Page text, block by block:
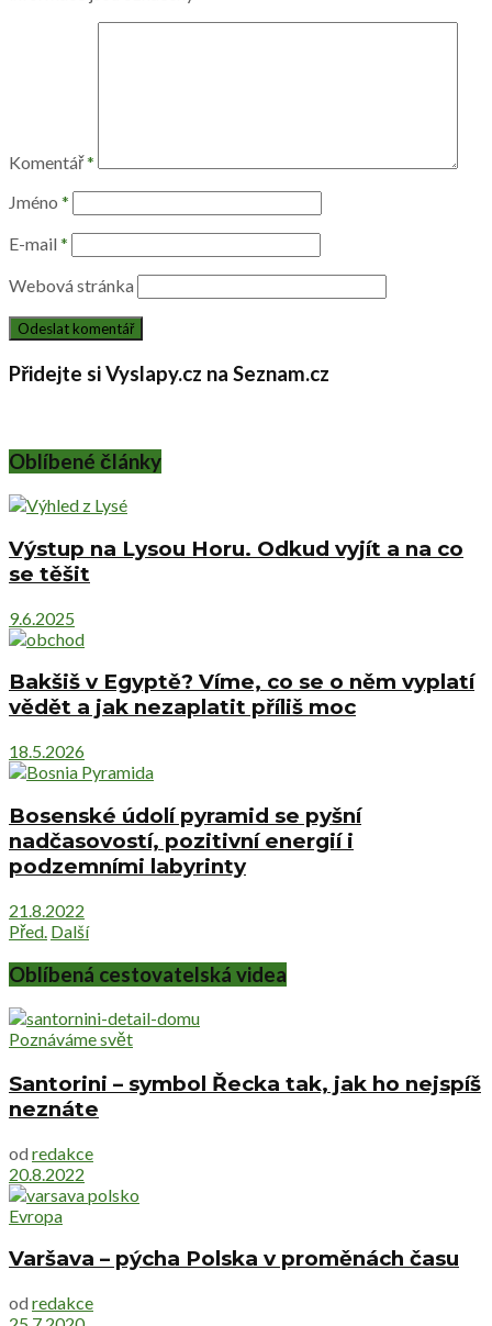
Komentář*
Jméno *
E-mail *
Webová stránka
Přidejte si Vyslapy.cz na Seznam.cz
Oblíbené články
Výstup na Lysou Horu. Odkud vyjít a na co
se těšit
9.6.2025
Bakšiš v Egyptě? Víme, co se o něm vyplatí
vědět a jak nezaplatit příliš moc
18.5.2026
Bosenské údolí pyramid se pyšní
nadčasovostí, pozitivní energií i
podzemními labyrinty
21.8.2022
Před. Další
Oblíbená cestovatelská videa
Poznáváme svět
Santorini – symbol Řecka tak, jak ho nejspíš
neznáte
od redakce
20.8.2022
Evropa
Varšava – pýcha Polska v proměnách času
od redakce